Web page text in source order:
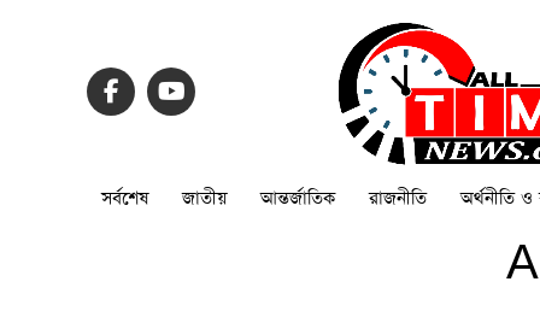
সর্বশেষ জাতীয় আন্তর্জাতিক রাজনীতি অর্থনীতি ও